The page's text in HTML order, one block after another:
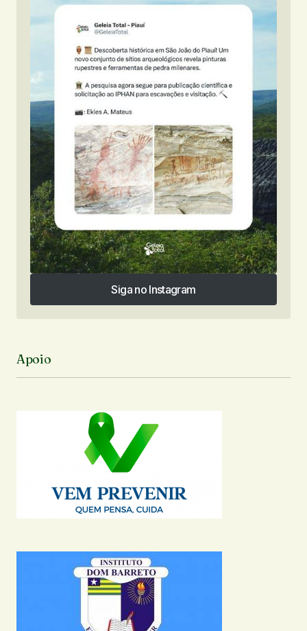
Siga no Instagram
Siga no Instagram
Apoio